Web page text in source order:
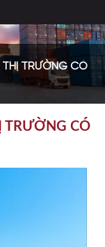
THỊ TRƯỜNG CÓ
TRƯỜNG CÓ